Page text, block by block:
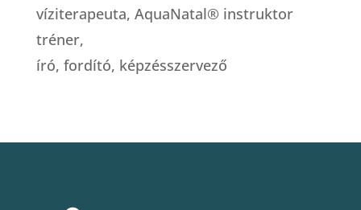
víziterapeuta, AquaNatal® instruktor
tréner,
író, fordító, képzésszervező